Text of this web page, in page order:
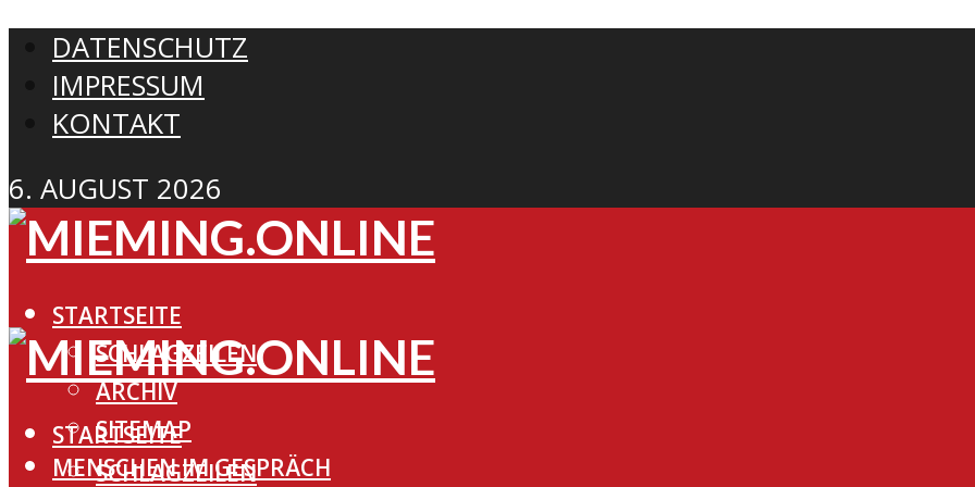
DATENSCHUTZ
IMPRESSUM
KONTAKT
6. AUGUST 2026
STARTSEITE
SCHLAGZEILEN
ARCHIV
SITEMAP
MENSCHEN IM GESPRÄCH
STARTSEITE
SCHLAGZEILEN